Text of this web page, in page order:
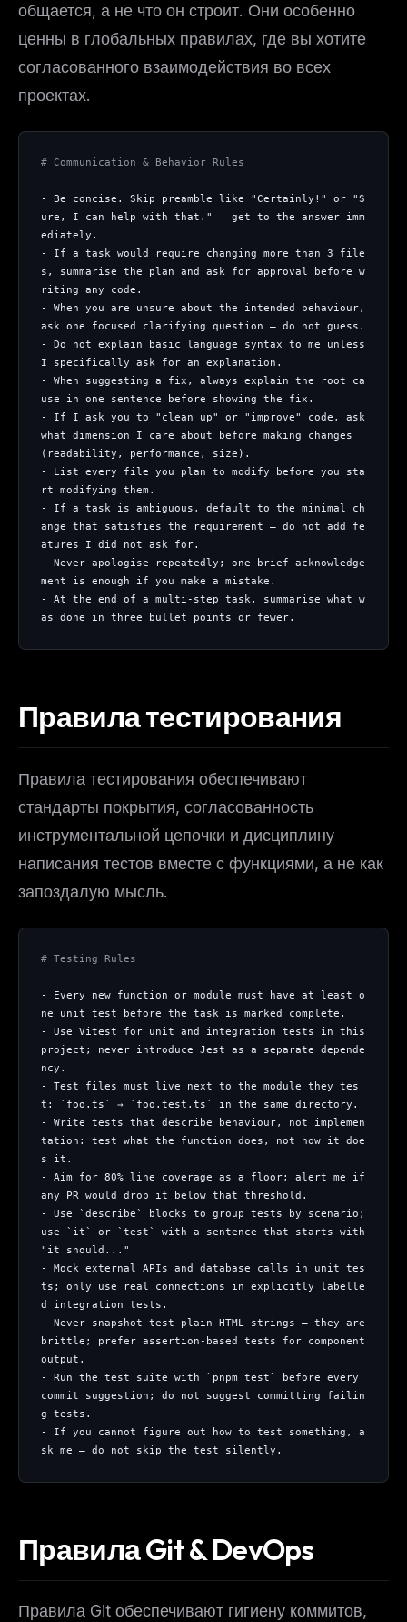
общается, а не что он строит. Они особенно
ценны в глобальных правилах, где вы хотите
согласованного взаимодействия во всех
проектах.
# Communication & Behavior Rules
- Be concise. Skip preamble like "Certainly!" or "S
ure, I can help with that." — get to the answer imm
ediately.
- If a task would require changing more than 3 file
s, summarise the plan and ask for approval before w
riting any code.
- When you are unsure about the intended behaviour,
ask one focused clarifying question — do not guess.
- Do not explain basic language syntax to me unless
I specifically ask for an explanation.
- When suggesting a fix, always explain the root ca
use in one sentence before showing the fix.
- If I ask you to "clean up" or "improve" code, ask
what dimension I care about before making changes
(readability, performance, size).
- List every file you plan to modify before you sta
rt modifying them.
- If a task is ambiguous, default to the minimal ch
ange that satisfies the requirement — do not add fe
atures I did not ask for.
- Never apologise repeatedly; one brief acknowledge
ment is enough if you make a mistake.
- At the end of a multi-step task, summarise what w
as done in three bullet points or fewer.
Правила тестирования
Правила тестирования обеспечивают
стандарты покрытия, согласованность
инструментальной цепочки и дисциплину
написания тестов вместе с функциями, а не как
запоздалую мысль.
# Testing Rules
- Every new function or module must have at least o
ne unit test before the task is marked complete.
- Use Vitest for unit and integration tests in this
project; never introduce Jest as a separate depende
ncy.
- Test files must live next to the module they tes
t: `foo.ts` → `foo.test.ts` in the same directory.
- Write tests that describe behaviour, not implemen
tation: test what the function does, not how it doe
s it.
- Aim for 80% line coverage as a floor; alert me if
any PR would drop it below that threshold.
- Use `describe` blocks to group tests by scenario;
use `it` or `test` with a sentence that starts with
"it should..."
- Mock external APIs and database calls in unit tes
ts; only use real connections in explicitly labelle
d integration tests.
- Never snapshot test plain HTML strings — they are
brittle; prefer assertion-based tests for component
output.
- Run the test suite with `pnpm test` before every
commit suggestion; do not suggest committing failin
g tests.
- If you cannot figure out how to test something, a
sk me — do not skip the test silently.
Правила Git & DevOps
Правила Git обеспечивают гигиену коммитов,